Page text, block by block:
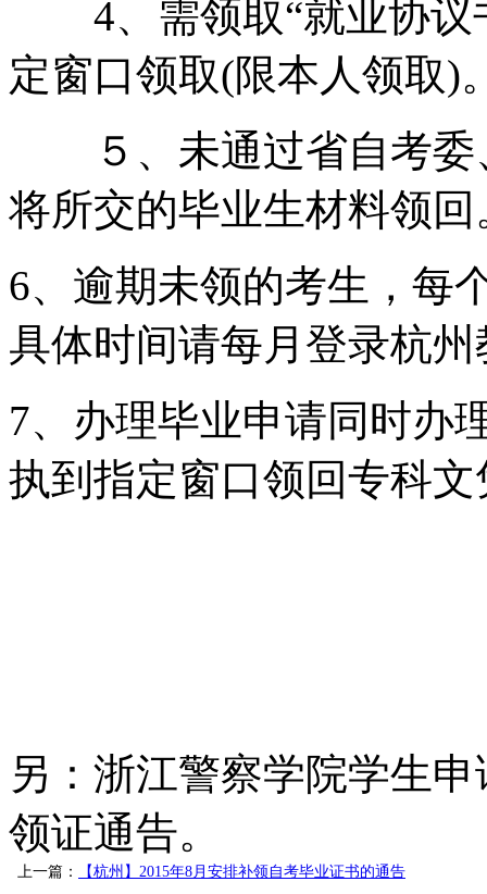
4、需领取“就业协议
定窗口领取(限本人领取)
５、未通过省自考委
将所交的毕业生材料领回
6、逾期未领的考生，每
具体时间请每月登录杭
7、办理毕业申请同时办
执到指定窗口领回专科
另：浙江警察学院学生
领证通告。
上一篇： 【杭州】2015年8月安排补领自考毕业证书的通告